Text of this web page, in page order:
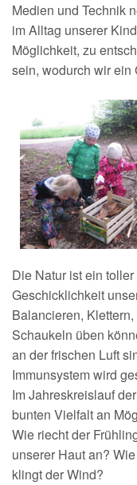
Medien und Technik
im Alltag unserer
Möglichkeit, zu
sein, wodurch wir ein
Die Natur ist ein
Geschicklichkeit
Balancieren,
Schaukeln üben
an der frischen Luft
Immunsystem wird
Im Jahreskreislauf
bunten Vielfalt an
Wie riecht der
unserer Haut an?
klingt der Wind?